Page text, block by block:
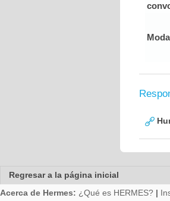
Regresar a la página inicial
Acerca de Hermes: ¿Qué es HERMES? |